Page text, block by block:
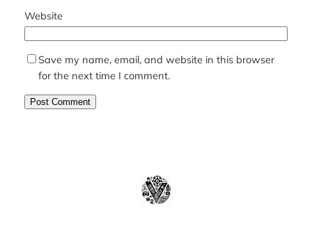
Website
Save my name, email, and website in this browser
for the next time I comment.